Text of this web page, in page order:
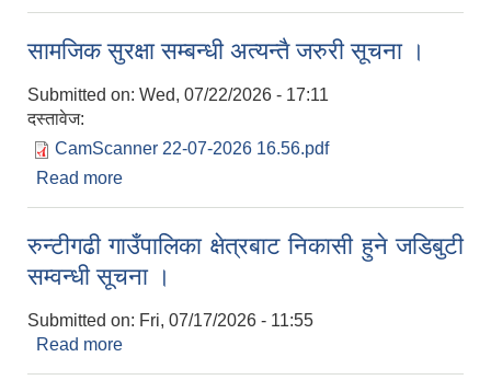
सामजिक सुरक्षा सम्बन्धी अत्यन्तै जरुरी सूचना ।
Submitted on: Wed, 07/22/2026 - 17:11
दस्तावेज:
CamScanner 22-07-2026 16.56.pdf
Read more
रुन्टीगढी गाउँपालिका क्षेत्रबाट निकासी हुने जडिबुटी
सम्वन्धी सूचना ।
Submitted on: Fri, 07/17/2026 - 11:55
Read more